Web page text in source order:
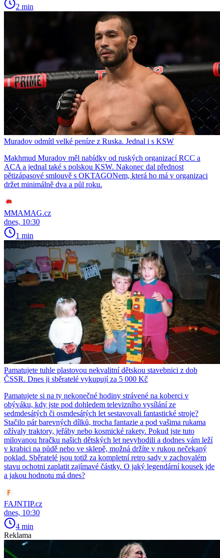
2 min
Muradov odmítl velké peníze z Ruska. Jednal i s KSW
Makhmud Muradov měl nabídky od ruských organizací RCC a
ACA a jednal také s polskou KSW. Nakonec dal přednost
pětizápasové smlouvě s OKTAGONem, která ho má v organizaci
držet minimálně dva a půl roku.
MMAMAG.cz
dnes, 10:30
1 min
Pamatujete tuhle plastovou nekvalitní dětskou stavebnici z dob
ČSSR. Dnes ji sběratelé vykupují za 5 000 Kč
Pamatujete si na ty nekonečné hodiny strávené na koberci v
obýváku, kdy jste pod dohledem televizního vysílání ze
sedmdesátých či osmdesátých let sestavovali fantastické stroje?
Stačilo pár barevných dílků, trocha fantazie a pod vašima rukama
ožívaly traktory, jeřáby nebo kosmické rakety. Pokud jste tuto
milovanou hračku našich dětských let nevyhodili a dodnes vám leží
v krabici na půdě nebo ve sklepě, možná držíte v rukou nečekaný
poklad. Sběratelé jsou totiž za kompletní retro sady v zachovalém
stavu ochotni zaplatit zajímavé částky. O jaký legendární kousek jde
a jakou hodnotu má dnes?
FAJNTIP.cz
dnes, 10:30
4 min
Reklama